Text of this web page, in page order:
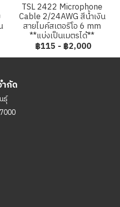
TSL 2422 Microphone
Cable 2/24AWG สีน้ำเงิน
สายไมค์สเตอริโอ 6 mm
**แบ่งเป็นเมตรได้**
฿115 - ฿2,000
ำกัด
ธุ์